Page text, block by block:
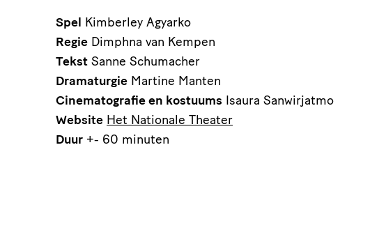
Spel Kimberley Agyarko
Regie Dimphna van Kempen
Tekst Sanne Schumacher
Dramaturgie Martine Manten
Cinematografie en kostuums Isaura Sanwirjatmo
Website Het Nationale Theater
Duur +- 60 minuten